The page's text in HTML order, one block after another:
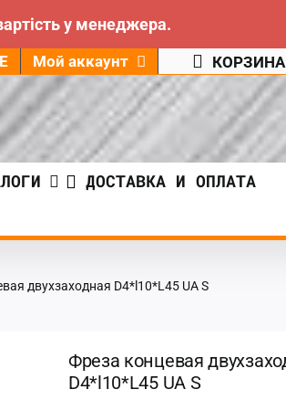
у менеджера.
Мой аккаунт КОРЗИНА
ДОСТАВКА И ОПЛАТА
двухзаходная D4*l10*L45 UA S
Фреза концевая
D4*l10*L45 UA S